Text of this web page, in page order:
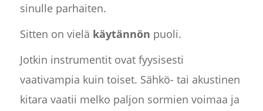
sinulle parhaiten.
Sitten on vielä käytännön puoli.
Jotkin instrumentit ovat fyysisesti
vaativampia kuin toiset. Sähkö- tai akustinen
kitara vaatii melko paljon sormien voimaa ja